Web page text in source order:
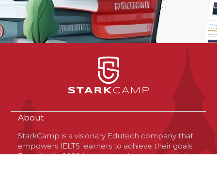
About
StarkCamp is a visionary Edutech company that
empowers IELTS learners to achieve their goals.
Founded in 2020 by a team of passionate and